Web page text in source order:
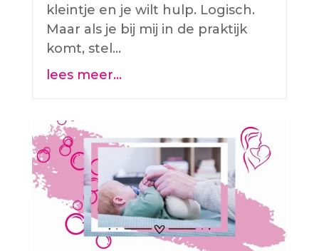
kleintje en je wilt hulp. Logisch.
Maar als je bij mij in de praktijk
komt, stel…
lees meer…